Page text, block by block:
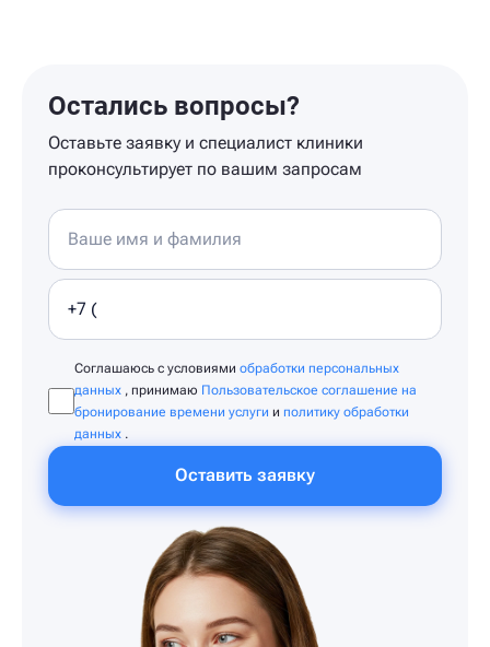
Остались вопросы?
Оставьте заявку и специалист клиники
проконсультирует по вашим запросам
Соглашаюсь с условиями обработки персональных
данных , принимаю Пользовательское соглашение на
бронирование времени услуги и политику обработки
данных .
Оставить заявку